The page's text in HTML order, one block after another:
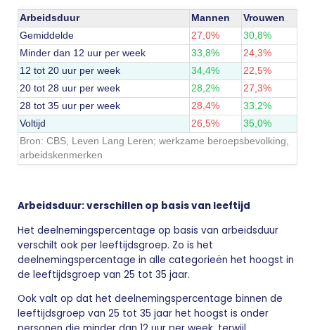
Arbeidsduur Mannen
Vrouwen
Gemiddelde
27,0%
30,8%
Minder dan 12 uur per week
33,8%
24,3%
12 tot 20 uur per week
34,4%
22,5%
20 tot 28 uur per week
28,2%
27,3%
28 tot 35 uur per week
28,4%
33,2%
Voltijd
26,5%
35,0%
Bron: CBS,
Leven Lang Leren; werkzame beroepsbevolking,
arbeidskenmerken
Arbeidsduur: verschillen op basis van leeftijd
Het deelnemingspercentage op basis van arbeidsduur
verschilt ook per leeftijdsgroep. Zo is het
deelnemingspercentage in alle categorieën het hoogst in
de leeftijdsgroep van 25 tot 35 jaar.
Ook valt op dat het deelnemingspercentage binnen de
leeftijdsgroep van 25 tot 35 jaar het hoogst is onder